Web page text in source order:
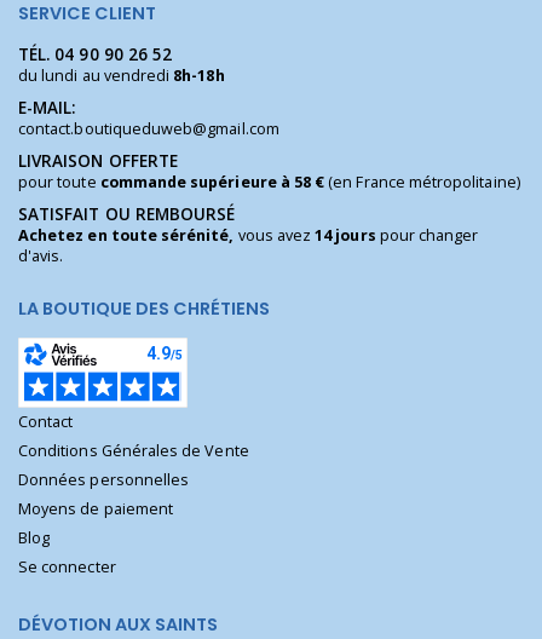
SERVICE CLIENT
TÉL. 04 90 90 26 52
du lundi au vendredi 8h-18h
E-MAIL:
contact.boutiqueduweb@gmail.com
LIVRAISON OFFERTE
pour toute commande supérieure à 58 €(en France métropolitaine)
SATISFAIT OU REMBOURSÉ
Achetez en toute sérénité, vous avez14 jours pour changer
d'avis.
LA BOUTIQUE DES CHRÉTIENS
Contact
Conditions Générales de Vente
Données personnelles
Moyens de paiement
Blog
Se connecter
DÉVOTION AUX SAINTS